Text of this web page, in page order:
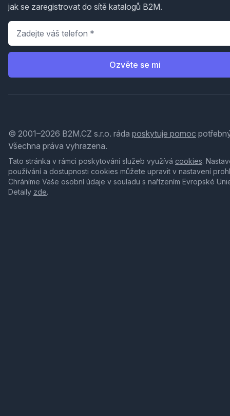
jak se zaregistrovat do sítě katalogů B2M.
Telefon
Ozvěte se mi
© 2001–2026 B2M.CZ s.r.o. ráda poskytuje pomoc
Všechna práva vyhrazena.
Tato stránka v rámci poskytování služeb využívá cookies.
používání a dostupnosti cookies můžete upravit v nastavení
Chráníme Vaše osobní údaje v souladu s nařízením Evropské
Detaily zde.